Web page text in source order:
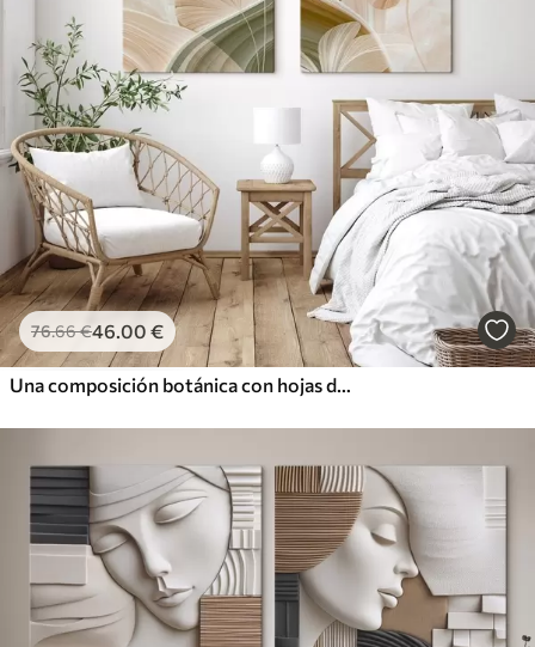
76.66€46.00 €
Una composición botánica con hojas delicadas